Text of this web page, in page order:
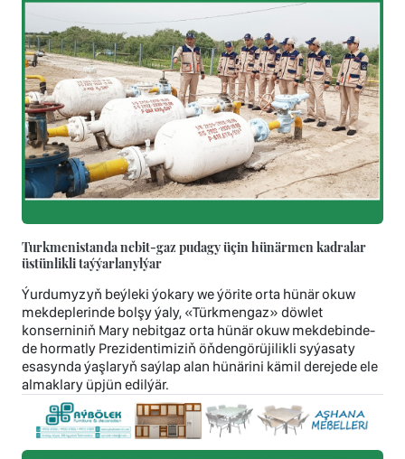
Turkmenistanda nebit-gaz pudagy üçin hünärmen kadralar
üstünlikli taýýarlanylýar
Ýurdumyzyň beýleki ýokary we ýörite orta hünär okuw
mekdeplerinde bolşy ýaly, «Türkmengaz» döwlet
konserniniň Mary nebitgaz orta hünär okuw mekdebinde-
de hormatly Prezidentimiziň öňdengörüjilikli syýasaty
esasynda ýaşlaryň saýlap alan hünärini kämil derejede ele
almaklary üpjün edilýär.